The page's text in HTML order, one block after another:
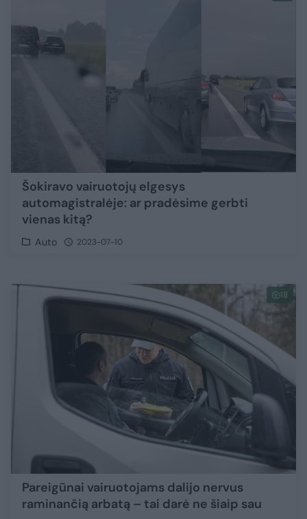
Šokiravo vairuotojų elgesys
automagistralėje: ar pradėsime gerbti
vienas kitą?
Auto 2023-07-10
18
Pareigūnai vairuotojams dalijo nervus
raminančią arbatą – tai darė ne šiaip sau